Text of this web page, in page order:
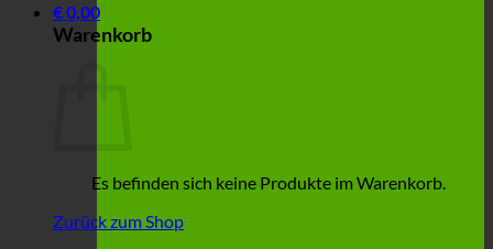
€0,00
Warenkorb
Es befinden sich keine Produkte im Warenkorb.
Zurück zum Shop